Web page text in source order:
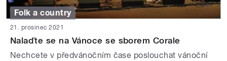
Folk a country
21. prosinec 2021
Nalaďte se na Vánoce se sborem Corale
Nechcete v předvánočním čase poslouchat vánoční